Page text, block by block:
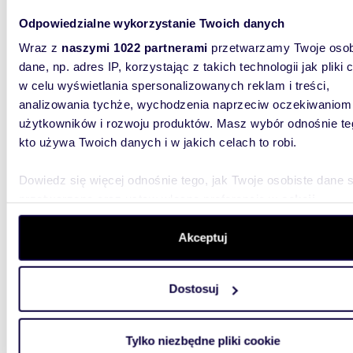
Odpowiedzialne wykorzystanie Twoich danych
Wraz z naszymi 1022 partnerami przetwarzamy Twoje
dane, np. adres IP, korzystając z takich technologii jak pliki
w celu wyświetlania spersonalizowanych reklam i treści,
analizowania tychże, wychodzenia naprzeciw oczekiwaniom
użytkowników i rozwoju produktów. Masz wybór odnośnie
kto używa Twoich danych i w jakich celach to robi.
Dowiedz się więcej odnośnie tego, jak Twoje osobiste dane
szczegółów. W Deklaracji plików cookie możesz zmienić
wycofać swoją zgodę w dowolnej chwili.
aby oferować funkcje społecznościowe i analizować ruch w
witrynie. Informacje o tym, jak korzystasz z naszej witryny,
analitycznym. Partnerzy mogą połączyć te informacje z
Akceptuj
Dostosuj
Tylko niezbędne pliki cookie
51,11
Zapraszam do obejrzenia 51 m² mieszkania z
425